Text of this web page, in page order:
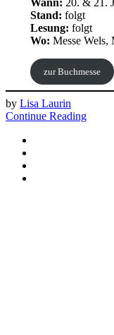
Wann: 20. & 21.
Stand: folgt
Lesung: folgt
Wo: Messe Wels,
zur Buchmesse
by Lisa Laurin
Continue Reading